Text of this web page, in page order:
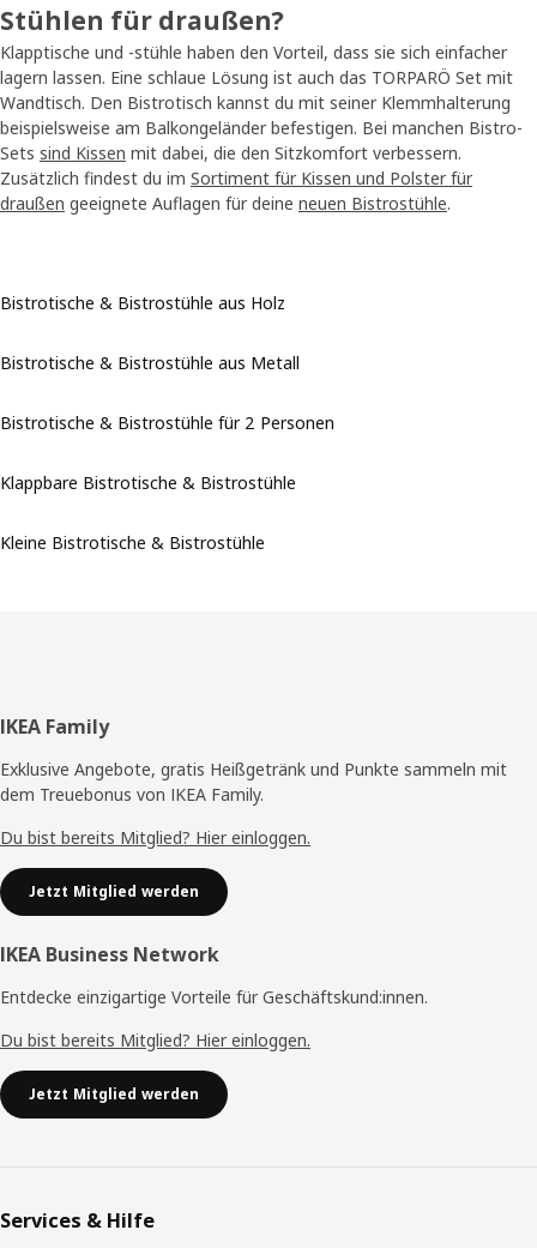
Stühlen für draußen?
Klapptische und -stühle haben den Vorteil, dass sie sich einfacher
lagern lassen. Eine schlaue Lösung ist auch das TORPARÖ Set mit
Wandtisch. Den Bistrotisch kannst du mit seiner Klemmhalterung
beispielsweise am Balkongeländer befestigen. Bei manchen Bistro-
Sets sind Kissen mit dabei, die den Sitzkomfort verbessern.
Zusätzlich findest du im Sortiment für Kissen und Polster für
draußen geeignete Auflagen für deine neuen Bistrostühle.
Bistrotische & Bistrostühle aus Holz
Bistrotische & Bistrostühle aus Metall
Bistrotische & Bistrostühle für 2 Personen
Klappbare Bistrotische & Bistrostühle
Kleine Bistrotische & Bistrostühle
Fußzeile
IKEA Family
Exklusive Angebote, gratis Heißgetränk und Punkte sammeln mit
dem Treuebonus von IKEA Family.
Du bist bereits Mitglied? Hier einloggen.
Jetzt Mitglied werden
IKEA Business Network
Entdecke einzigartige Vorteile für Geschäftskund:innen.
Du bist bereits Mitglied? Hier einloggen.
Jetzt Mitglied werden
Services & Hilfe